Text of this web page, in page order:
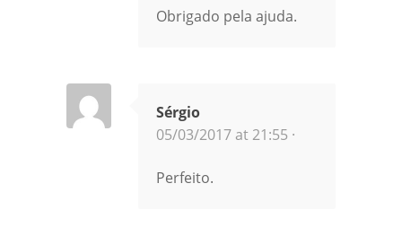
Obrigado pela ajuda.
Sérgio
05/03/2017 at 21:55 ·
Perfeito.